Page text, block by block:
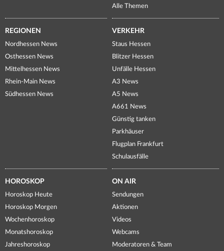
Alle Themen
REGIONEN
Nordhessen News
Osthessen News
Mittelhessen News
Rhein-Main News
Südhessen News
VERKEHR
Staus Hessen
Blitzer Hessen
Unfälle Hessen
A3 News
A5 News
A661 News
Günstig tanken
Parkhäuser
Flugplan Frankfurt
Schulausfälle
HOROSKOP
Horoskop Heute
Horoskop Morgen
Wochenhoroskop
Monatshoroskop
Jahreshoroskop
ON AIR
Sendungen
Aktionen
Videos
Webcams
Moderatoren & Team